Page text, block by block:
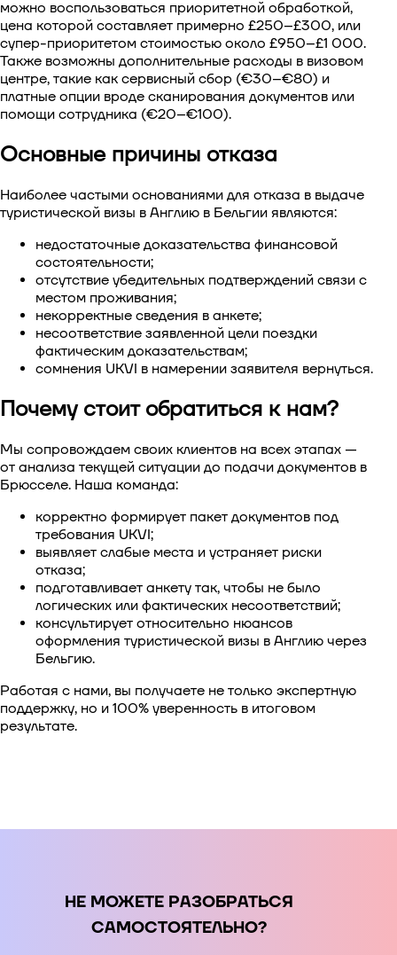
можно воспользоваться приоритетной обработкой,
цена которой составляет примерно £250–£300, или
супер-приоритетом стоимостью около £950–£1 000.
Также возможны дополнительные расходы в визовом
центре, такие как сервисный сбор (€30–€80) и
платные опции вроде сканирования документов или
помощи сотрудника (€20–€100).
Основные причины отказа
Наиболее частыми основаниями для отказа в выдаче
туристической визы в Англию в Бельгии являются:
недостаточные доказательства финансовой
состоятельности;
отсутствие убедительных подтверждений связи с
местом проживания;
некорректные сведения в анкете;
несоответствие заявленной цели поездки
фактическим доказательствам;
сомнения UKVI в намерении заявителя вернуться.
Почему стоит обратиться к нам?
Мы сопровождаем своих клиентов на всех этапах —
от анализа текущей ситуации до подачи документов в
Брюсселе. Наша команда:
корректно формирует пакет документов под
требования UKVI;
выявляет слабые места и устраняет риски
отказа;
подготавливает анкету так, чтобы не было
логических или фактических несоответствий;
консультирует относительно нюансов
оформления туристической визы в Англию через
Бельгию.
Работая с нами, вы получаете не только экспертную
поддержку, но и 100% уверенность в итоговом
результате.
НЕ МОЖЕТЕ РАЗОБРАТЬСЯ
САМОСТОЯТЕЛЬНО?